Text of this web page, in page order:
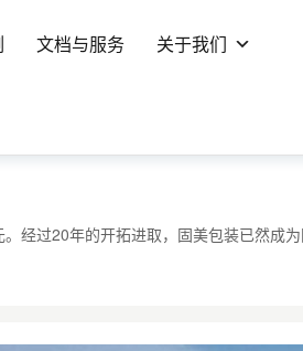
文档与服务 关于我们
过20年的开拓进取，固美包装已然成为